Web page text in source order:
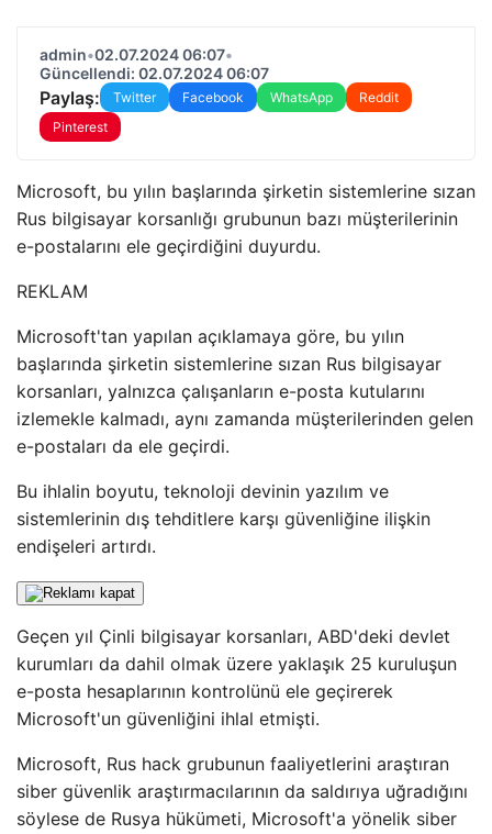
admin•02.07.2024 06:07•
Güncellendi: 02.07.2024 06:07
Paylaş: Twitter Facebook WhatsApp
Reddit
Pinterest
Microsoft, bu yılın başlarında şirketin sistemlerine sızan
Rus bilgisayar korsanlığı grubunun bazı müşterilerinin
e-postalarını ele geçirdiğini duyurdu.
REKLAM
Microsoft'tan yapılan açıklamaya göre, bu yılın
başlarında şirketin sistemlerine sızan Rus bilgisayar
korsanları, yalnızca çalışanların e-posta kutularını
izlemekle kalmadı, aynı zamanda müşterilerinden gelen
e-postaları da ele geçirdi.
Bu ihlalin boyutu, teknoloji devinin yazılım ve
sistemlerinin dış tehditlere karşı güvenliğine ilişkin
endişeleri artırdı.
Geçen yıl Çinli bilgisayar korsanları, ABD'deki devlet
kurumları da dahil olmak üzere yaklaşık 25 kuruluşun
e-posta hesaplarının kontrolünü ele geçirerek
Microsoft'un güvenliğini ihlal etmişti.
Microsoft, Rus hack grubunun faaliyetlerini araştıran
siber güvenlik araştırmacılarının da saldırıya uğradığını
söylese de Rusya hükümeti, Microsoft'a yönelik siber